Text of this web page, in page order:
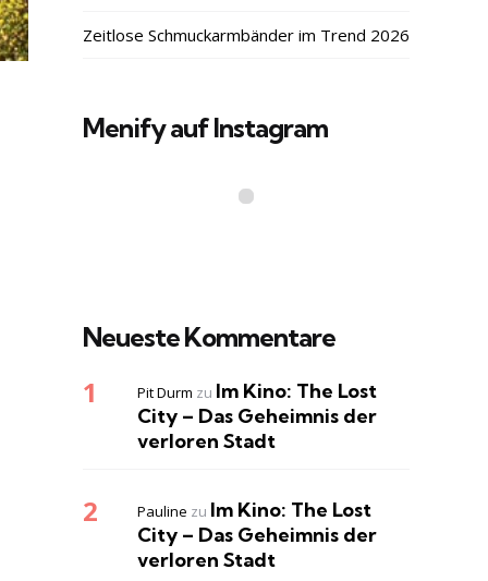
Zeitlose Schmuckarmbänder im Trend 2026
Menify auf Instagram
Neueste Kommentare
Pit Durm zu Im Kino: The Lost
City – Das Geheimnis der
verloren Stadt
Pauline zu Im Kino: The Lost
City – Das Geheimnis der
verloren Stadt